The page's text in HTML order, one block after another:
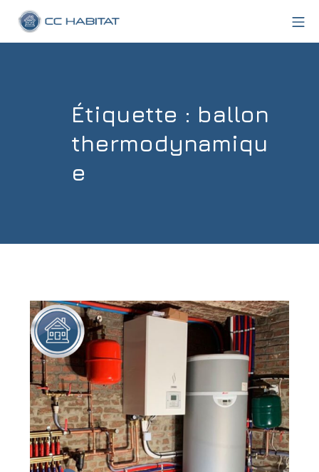
contenu
CC Habitat
Étiquette : ballon
thermodynamiqu
e